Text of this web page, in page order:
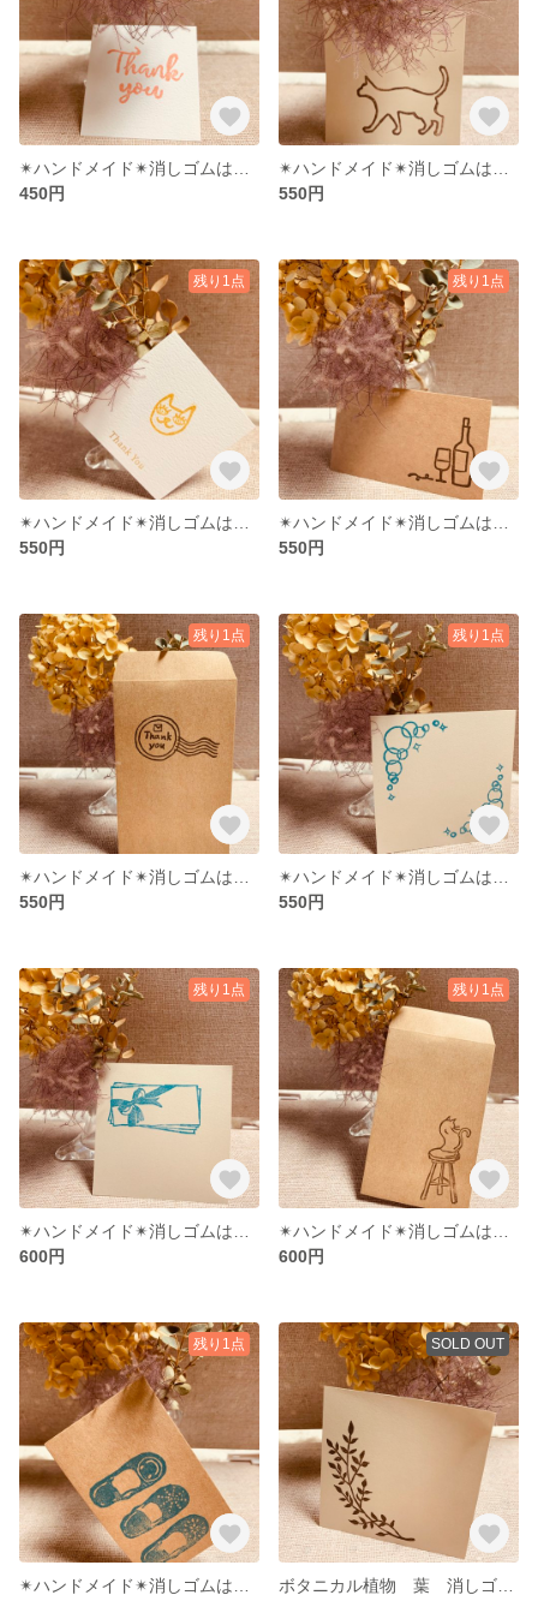
450円
550円
残り1点
550円
残り1点
550円
残り1点
550円
残り1点
550円
残り1点
600円
残り1点
600円
残り1点 SOLD OUT